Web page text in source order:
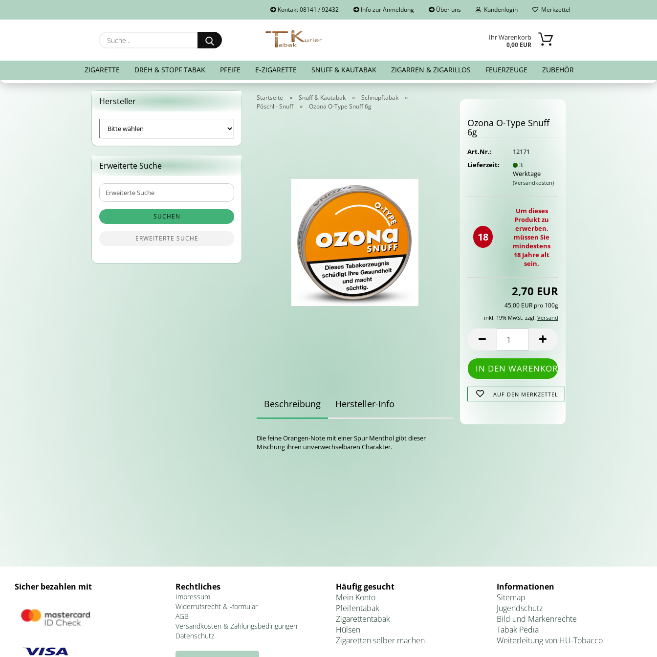
Kontakt 08141 / 92432 Info zur Anmeldung Über uns Kundenlogin Merkzettel
Suche... Ihr Warenkorb
0,00 EUR
ZIGARETTE DREH & STOPF TABAK PFEIFE E-ZIGARETTE SNUFF & KAUTABAK ZIGARREN & ZIGARILLOS FEUERZEUGE ZUBEHÖR
Startseite » Snuff & Kautabak » Schnupftabak »
Pöschl - Snuff » Ozona O-Type Snuff 6g
Ozona O-​Type Snuff
6g
Art.Nr.:
12171
Lieferzeit:
3
Werktage
(Versandkosten)
18
Um dieses
Produkt zu
erwerben,
müssen Sie
mindestens
18 Jahre alt
sein.
2,70 EUR
45,00 EUR pro 100g
inkl. 19% MwSt. zzgl. Versand
AUF DEN MERKZETTEL
Beschreibung Hersteller-Info
Die feine Orangen-Note mit einer Spur Menthol gibt dieser
Mischung ihren unverwechselbaren Charakter.
Hersteller
Erweiterte Suche
Erweiterte
Suche
SUCHEN
ERWEITERTE SUCHE
Sicher bezahlen mit Rechtliches
Impressum
Widerrufsrecht & -formular
AGB
Versandkosten & Zahlungsbedingungen
Datenschutz
Häufig gesucht
Mein Konto
Pfeifentabak
Zigarettentabak
Hülsen
Zigaretten selber machen
Informationen
Sitemap
Jugendschutz
Bild und Markenrechte
Tabak Pedia
Weiterleitung von HU-Tobacco